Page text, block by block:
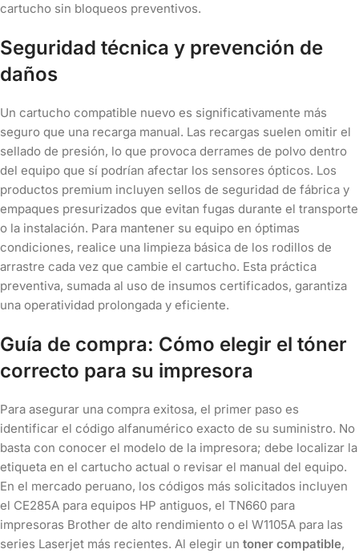
cartucho sin bloqueos preventivos.
Seguridad técnica y prevención de
daños
Un cartucho compatible nuevo es significativamente más
seguro que una recarga manual. Las recargas suelen omitir el
sellado de presión, lo que provoca derrames de polvo dentro
del equipo que sí podrían afectar los sensores ópticos. Los
productos premium incluyen sellos de seguridad de fábrica y
empaques presurizados que evitan fugas durante el transporte
o la instalación. Para mantener su equipo en óptimas
condiciones, realice una limpieza básica de los rodillos de
arrastre cada vez que cambie el cartucho. Esta práctica
preventiva, sumada al uso de insumos certificados, garantiza
una operatividad prolongada y eficiente.
Guía de compra: Cómo elegir el tóner
correcto para su impresora
Para asegurar una compra exitosa, el primer paso es
identificar el código alfanumérico exacto de su suministro. No
basta con conocer el modelo de la impresora; debe localizar la
etiqueta en el cartucho actual o revisar el manual del equipo.
En el mercado peruano, los códigos más solicitados incluyen
el CE285A para equipos HP antiguos, el TN660 para
impresoras Brother de alto rendimiento o el W1105A para las
series Laserjet más recientes. Al elegir un toner compatible,